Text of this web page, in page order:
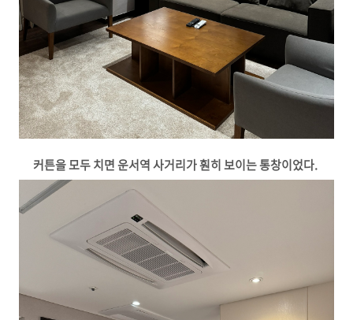
커튼을 모두 치면 운서역 사거리가 훤히 보이는 통창이었다.